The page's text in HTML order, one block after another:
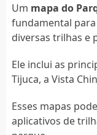
Um mapa do
fundamental
diversas trilhas e
Ele inclui as
Tijuca, a Vista
Esses mapas
aplicativos de